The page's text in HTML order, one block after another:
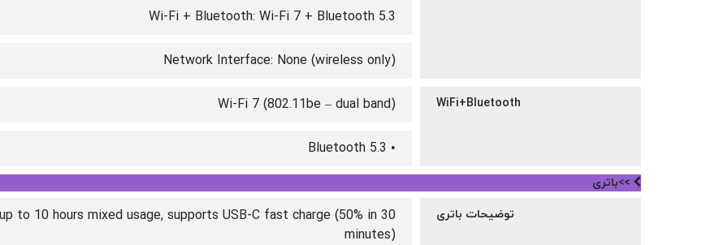
Wi-Fi + Bluetooth: Wi-Fi 7 + Bluetooth 5.3
Network Interface: None (wireless only)
WiFi+Bluetooth
Wi-Fi 7 (802.11be – dual band)
• Bluetooth 5.3
>>باتری
توضیحات باتری
to 10 hours mixed usage, supports USB-C fast charge (50% in 30
minutes)